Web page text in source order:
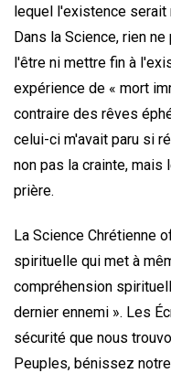
lequel l'existence
Dans la Science, rien
l'être ni mettre fin à
expérience de « mort
contraire des rêves
celui-ci m'avait paru si
non pas la crainte,
prière.
La Science Chrétienne
spirituelle qui met à
compréhension
dernier ennemi ». Les
sécurité que nous
Peuples, bénissez